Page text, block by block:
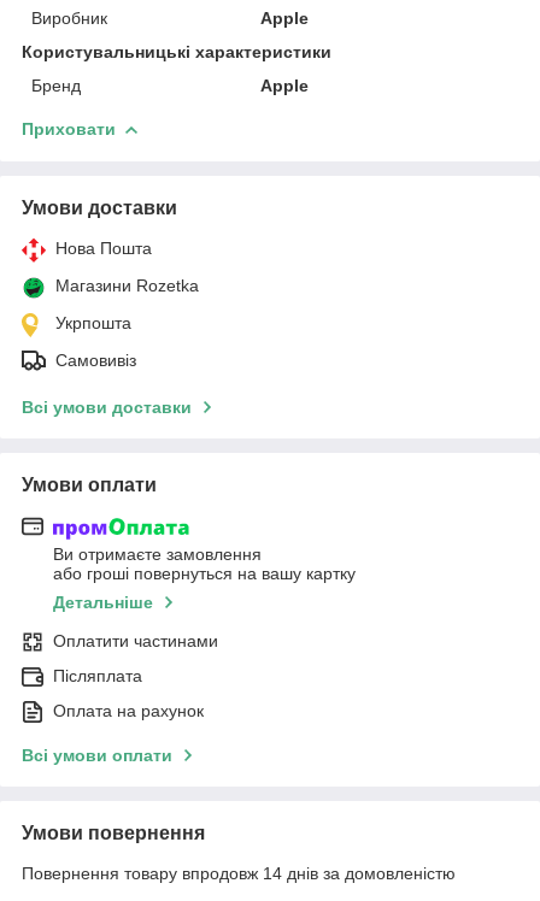
Виробник
Apple
Користувальницькі характеристики
Бренд
Apple
Приховати
Умови доставки
Нова Пошта
Магазини Rozetka
Укрпошта
Самовивіз
Всі умови доставки
Умови оплати
Ви отримаєте замовлення
або гроші повернуться на вашу картку
Детальніше
Оплатити частинами
Післяплата
Оплата на рахунок
Всі умови оплати
Умови повернення
Повернення товару впродовж 14 днів за домовленістю